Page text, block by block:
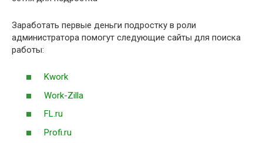
Заработать первые деньги подростку в роли
администратора помогут следующие сайты для поиска
работы:
Kwork
Work-Zilla
FL.ru
Profi.ru